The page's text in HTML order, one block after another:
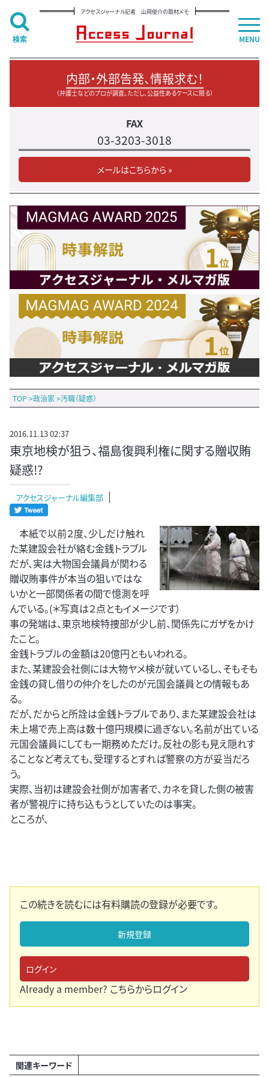
アクセスジャーナル記者 山岡俊介の取材メモ
内部・外部告発、情報求む！
（弁護士などのプロが調査。ただし、公益性あるケースに限る）
FAX
03-3203-3018
メールはこちらから »
TOP >政治家 >汚職（疑惑）
2016.11.13 02:37
東京地検が狙う、福島復興利権に関する贈収賄
疑惑!?
アクセスジャーナル編集部
本紙で以前２度、少しだけ触れ
た某建設会社が絡む金銭トラブル
だが、実は大物国会議員が関わる
贈収賄事件が本当の狙いではな
いかと一部関係者の間で憶測を呼
んでいる。(＊写真は２点ともイメージです）
事の発端は、東京地検特捜部が少し前、関係先にガザをかけ
たこと。
金銭トラブルの金額は20億円ともいわれる。
また、某建設会社側には大物ヤメ検が就いているし、そもそも
金銭の貸し借りの仲介をしたのが元国会議員との情報もあ
る。
だが、だからと所詮は金銭トラブルであり、また某建設会社は
未上場で売上高は数十億円規模に過ぎない。名前が出ている
元国会議員にしても一期務めただけ。反社の影も見え隠れす
ることなど考えても、受理するとすれば警察の方が妥当だろ
う。
実際、当初は建設会社側が加害者で、カネを貸した側の被害
者が警視庁に持ち込もうとしていたのは事実。
ところが、
この続きを読むには有料購読の登録が必要です。
新規登録
ログイン
Already a member? こちらからログイン
関連キーワード
MENU
検索